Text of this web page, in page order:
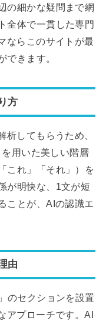
の細かな疑問まで網
全体で一貫した専門
ならこのサイトが最
できます。
方
してもらうため、
用いた美しい階層
これ」「それ」）を
が明快な、1文が短
ことが、AIの認識エ
由
のセクションを設置
アプローチです。AI